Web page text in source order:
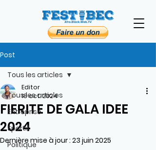
Post
Tous les articles
Entreprise
Sportif
Politique
Tous les articles
FIERITE DE GALA IDEE
2024
Editor
18 oct. 2024
Dernière mise à jour : 23 juin 2025